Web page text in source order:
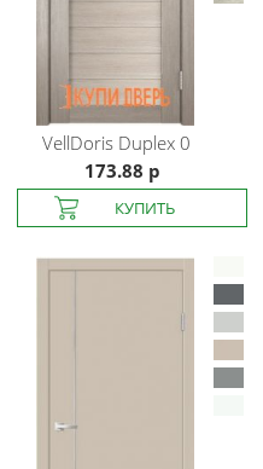
VellDoris Duplex 0
173.88 р